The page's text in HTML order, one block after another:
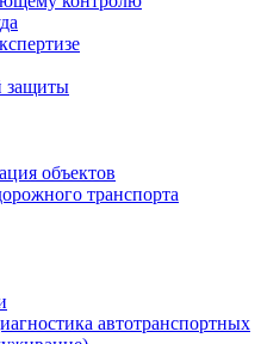
защиты
объектов
транспорта
автотранспортных